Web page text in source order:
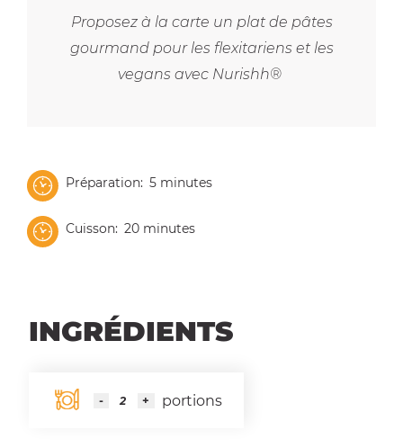
Proposez à la carte un plat de pâtes
gourmand pour les flexitariens et les
vegans avec Nurishh®
Préparation 5 minutes
Cuisson 20 minutes
INGRÉDIENTS
portions